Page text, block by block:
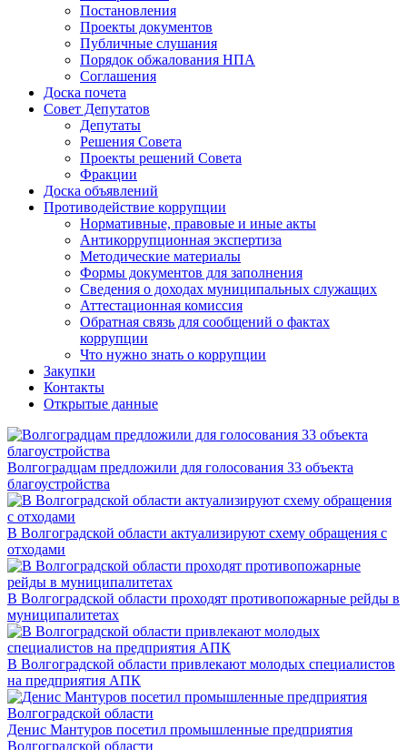
Постановления
Проекты документов
Публичные слушания
Порядок обжалования НПА
Соглашения
Доска почета
Совет Депутатов
Депутаты
Решения Совета
Проекты решений Совета
Фракции
Доска объявлений
Противодействие коррупции
Нормативные, правовые и иные акты
Антикоррупционная экспертиза
Методические материалы
Формы документов для заполнения
Сведения о доходах муниципальных служащих
Аттестационная комиссия
Обратная связь для сообщений о фактах
коррупции
Что нужно знать о коррупции
Закупки
Контакты
Открытые данные
Волгоградцам предложили для голосования 33 объекта
благоустройства
В Волгоградской области актуализируют схему обращения с
отходами
В Волгоградской области проходят противопожарные рейды в
муниципалитетах
В Волгоградской области привлекают молодых специалистов
на предприятия АПК
Денис Мантуров посетил промышленные предприятия
Волгоградской области